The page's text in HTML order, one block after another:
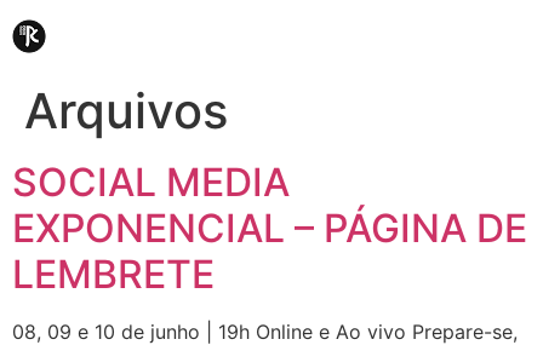
Arquivos
SOCIAL MEDIA
EXPONENCIAL – PÁGINA DE
LEMBRETE
08, 09 e 10 de junho | 19h Online e Ao vivo Prepare-se,